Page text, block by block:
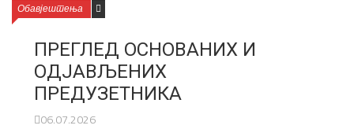
Обавјештења
ПРЕГЛЕД ОСНОВАНИХ И
ОДЈАВЉЕНИХ
ПРЕДУЗЕТНИКА
06.07.2026